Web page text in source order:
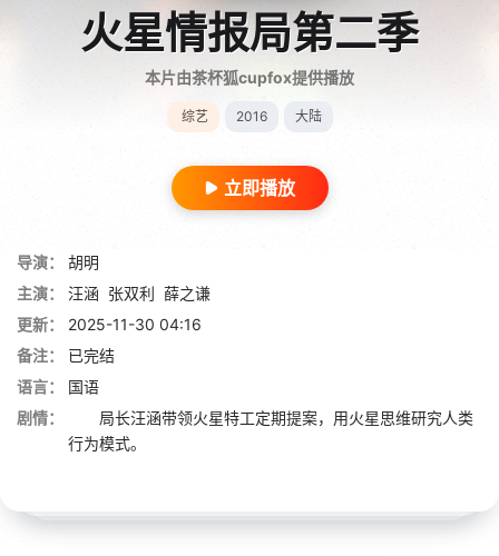
火星情报局第二季
本片由茶杯狐cupfox提供播放
综艺 2016 大陆
立即播放
导演：
胡明
主演：
汪涵 张双利 薛之谦
更新：
2025-11-30 04:16
备注：
已完结
语言：
国语
剧情：
局长汪涵带领火星特工定期提案，用火星思维研究人类
行为模式。